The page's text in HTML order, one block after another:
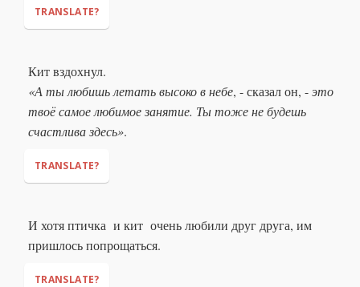
TRANSLATE?
"You love to swim deep in the ocean,"
most favourite thing to do. You would never be happy here."
Кит вздохнул.
«А ты любишь летать высоко в небе, - сказал он, -это
твоё самое любимое занятие. Ты тоже не будешь
счастлива здесь».
TRANSLATE?
"And you love to fly high in the sky,"
"That is your
most favourite thing to do. You would never be happy here
И хотя птичка и кит очень любили друг друга, им
пришлось попрощаться.
TRANSLATE?